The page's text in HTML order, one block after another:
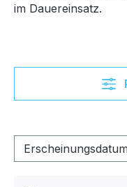
im Dauereinsatz.